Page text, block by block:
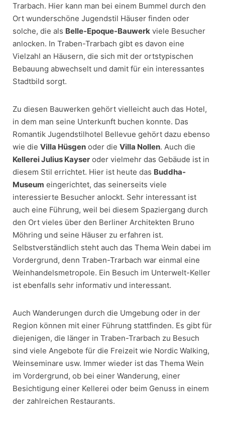
Trarbach. Hier kann man bei einem Bummel durch den
Ort wunderschöne Jugendstil Häuser finden oder
solche, die als Belle-Epoque-Bauwerk viele Besucher
anlocken. In Traben-Trarbach gibt es davon eine
Vielzahl an Häusern, die sich mit der ortstypischen
Bebauung abwechselt und damit für ein interessantes
Stadtbild sorgt.
Zu diesen Bauwerken gehört vielleicht auch das Hotel,
in dem man seine Unterkunft buchen konnte. Das
Romantik Jugendstilhotel Bellevue gehört dazu ebenso
wie die Villa Hüsgen oder die Villa Nollen. Auch die
Kellerei Julius Kayser oder vielmehr das Gebäude ist in
diesem Stil errichtet. Hier ist heute das Buddha-
Museum eingerichtet, das seinerseits viele
interessierte Besucher anlockt. Sehr interessant ist
auch eine Führung, weil bei diesem Spaziergang durch
den Ort vieles über den Berliner Architekten Bruno
Möhring und seine Häuser zu erfahren ist.
Selbstverständlich steht auch das Thema Wein dabei im
Vordergrund, denn Traben-Trarbach war einmal eine
Weinhandelsmetropole. Ein Besuch im Unterwelt-Keller
ist ebenfalls sehr informativ und interessant.
Auch Wanderungen durch die Umgebung oder in der
Region können mit einer Führung stattfinden. Es gibt für
diejenigen, die länger in Traben-Trarbach zu Besuch
sind viele Angebote für die Freizeit wie Nordic Walking,
Weinseminare usw. Immer wieder ist das Thema Wein
im Vordergrund, ob bei einer Wanderung, einer
Besichtigung einer Kellerei oder beim Genuss in einem
der zahlreichen Restaurants.